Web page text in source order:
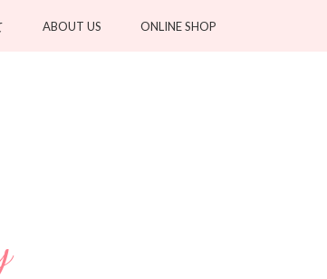
ABOUT US ONLINE SHOP